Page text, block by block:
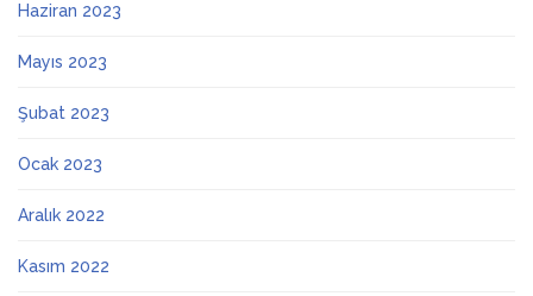
Haziran 2023
Mayıs 2023
Şubat 2023
Ocak 2023
Aralık 2022
Kasım 2022